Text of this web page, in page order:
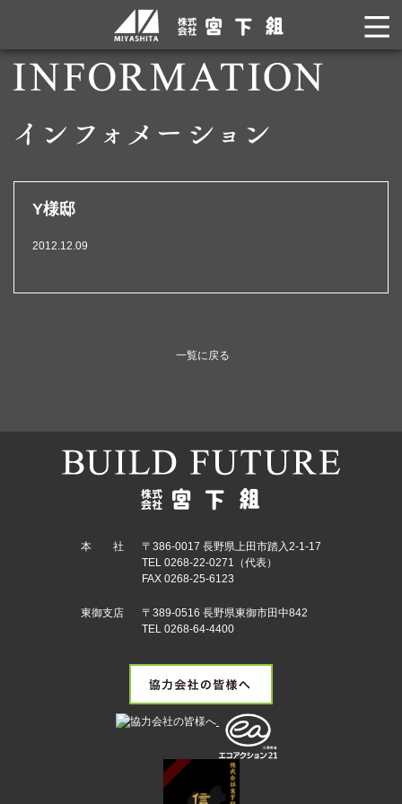
Y様邸
2012.12.09
一覧に戻る
本 社
〒386-0017 長野県上田市踏入2-1-17
TEL 0268-22-0271（代表）
FAX 0268-25-6123
東御支店
〒389-0516 長野県東御市田中842
TEL 0268-64-4400